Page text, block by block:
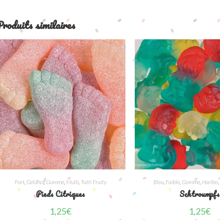
similaires
Fort, Geldhof,Gomme, Multi, Tutti Fruity
Pieds Citriques
1,25€
Bleu, Faible, Gomme, Haribo,
Schtroumpfs
1,25€